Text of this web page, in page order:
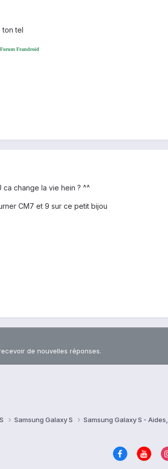
tel
Forum Frandroid
change la vie hein ? ^^
CM7 et 9 sur ce petit bijou
de nouvelles réponses.
Samsung Galaxy S Samsung Galaxy S -